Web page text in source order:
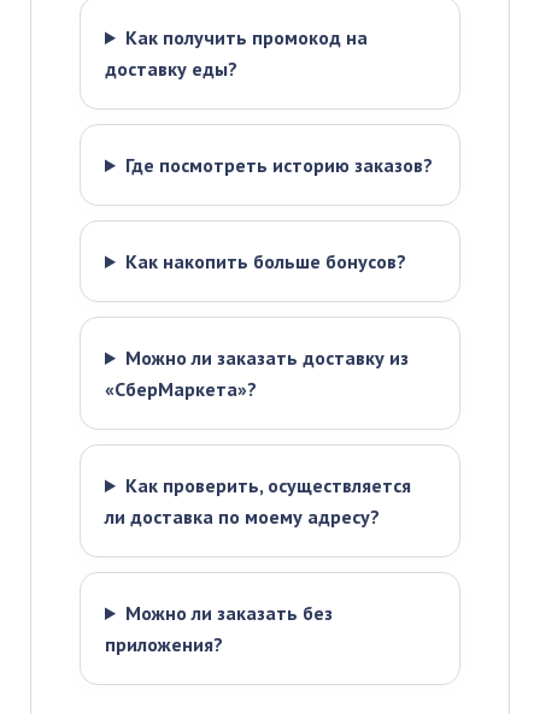
Как получить промокод на
доставку еды?
Где посмотреть историю заказов?
Как накопить больше бонусов?
Можно ли заказать доставку из
«СберМаркета»?
Как проверить, осуществляется
ли доставка по моему адресу?
Можно ли заказать без
приложения?